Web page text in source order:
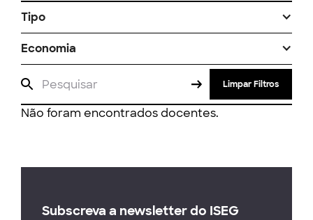
Tipo
Economia
Limpar Filtros
Não foram encontrados docentes.
Subscreva a newsletter do ISEG